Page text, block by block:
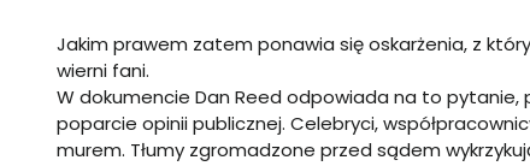
Jakim prawem zatem ponawia się oskarżenia, z
wierni fani.
W dokumencie Dan Reed odpowiada na to pytanie,
poparcie opinii publicznej. Celebryci,
murem. Tłumy zgromadzone przed sądem